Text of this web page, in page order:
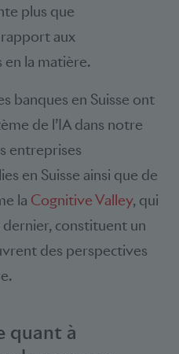
plus que
aux
en la matière.
banques en Suisse ont
de l’IA dans notre
entreprises
en Suisse ainsi que de
la Cognitive Valley, qui
constituent un
des perspectives
quant à